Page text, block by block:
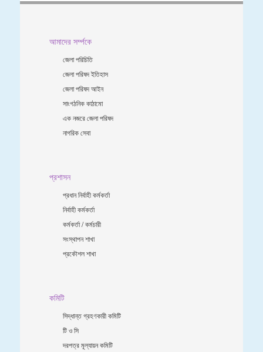
আমাদের সর্ম্পকে
জেলা পরিচিতি
জেলা পরিষদ ইতিহাস
জেলা পরিষদ আইন
সাংগঠনিক কাঠামো
এক নজরে জেলা পরিষদ
নাগরিক সেবা
প্রশাসন
প্রধান নির্বাহী কর্মকর্তা
নির্বাহী কর্মকর্তা
কর্মকর্তা / কর্মচারী
সংস্থাপন শাখা
প্রকৌশল শাখা
কমিটি
সিদ্ধান্ত গ্রহণকারী কমিটি
টি ও সি
দরপত্র মূল্যায়ন কমিটি